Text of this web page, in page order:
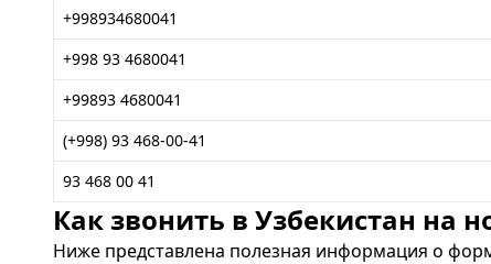
+998934680041
+998 93 4680041
+99893 4680041
(+998) 93 468-00-41
93 468 00 41
Как звонить в Узбекистан на
Ниже представлена полезная информация о